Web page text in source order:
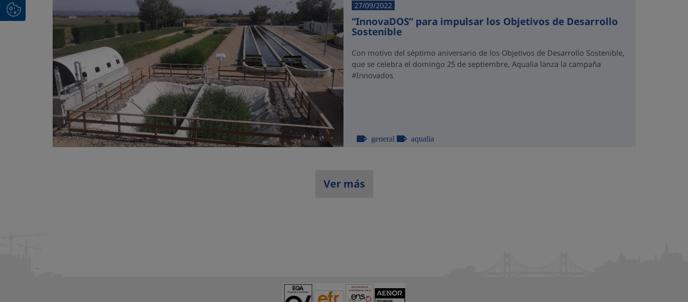
27/09/2022
“InnovaDOS” para impulsar los Objetivos de Desarrollo
Sostenible
Con motivo del séptimo aniversario de los Objetivos de Desarrollo Sostenible,
que se celebra el domingo 25 de septiembre, Aqualia lanza la campaña
#Innovados
general aqualia
Ver más